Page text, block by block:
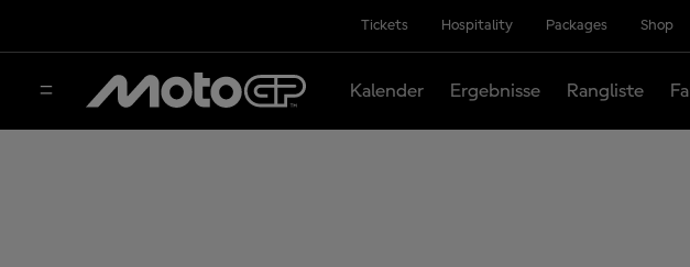
Tickets Hospitality Packages Shop
Kalender Ergebnisse Rangliste